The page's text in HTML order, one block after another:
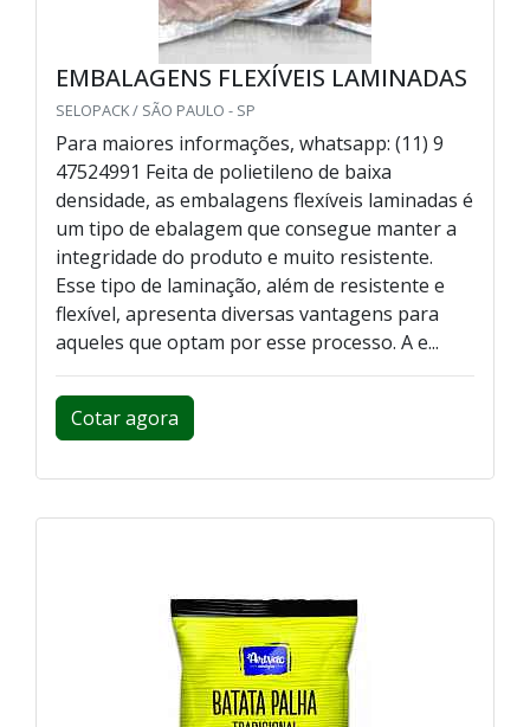
EMBALAGENS FLEXÍVEIS LAMINADAS
SELOPACK / SÃO PAULO - SP
Para maiores informações, whatsapp: (11) 9
47524991 Feita de polietileno de baixa
densidade, as embalagens flexíveis laminadas é
um tipo de ebalagem que consegue manter a
integridade do produto e muito resistente.
Esse tipo de laminação, além de resistente e
flexível, apresenta diversas vantagens para
aqueles que optam por esse processo. A e...
Cotar agora